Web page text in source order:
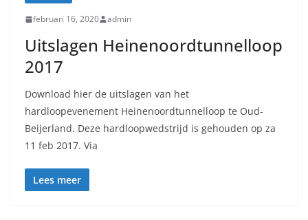
februari 16, 2020 admin
Uitslagen Heinenoordtunnelloop
2017
Download hier de uitslagen van het
hardloopevenement Heinenoordtunnelloop te Oud-
Beijerland. Deze hardloopwedstrijd is gehouden op za
11 feb 2017. Via
Lees meer